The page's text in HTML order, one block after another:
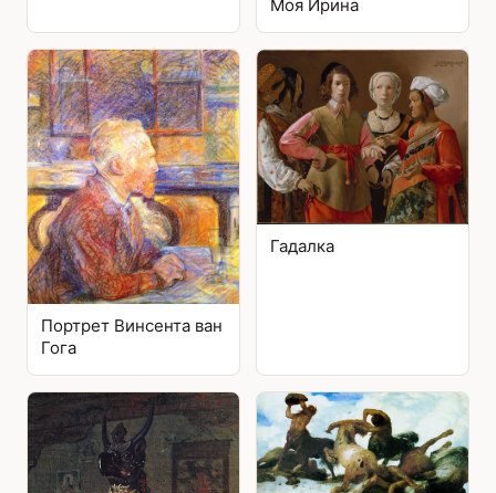
Моя Ирина
Портрет Винсента ван
Гога
Гадалка